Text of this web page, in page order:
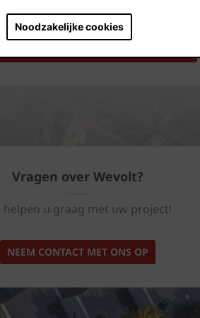
Noodzakelijke cookies
Vragen over Wevolt?
helpen u graag met uw project!
NEEM CONTACT MET ONS OP